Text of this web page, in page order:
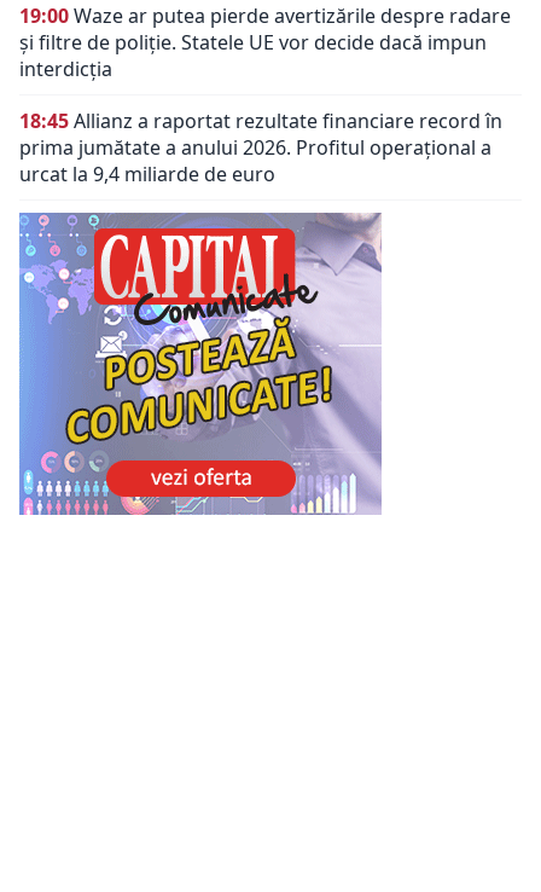
19:00Waze ar putea pierde avertizările despre radare
și filtre de poliție. Statele UE vor decide dacă impun
interdicția
18:45Allianz a raportat rezultate financiare record în
prima jumătate a anului 2026. Profitul operațional a
urcat la 9,4 miliarde de euro